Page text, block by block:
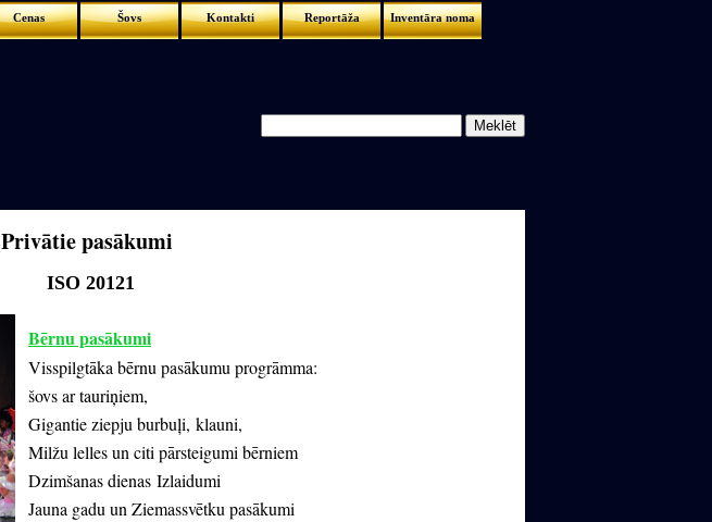
Cenas Šovs Kontakti Reportāža Inventāra noma
Privātie pasākumi
ISO 20121
Bērnu pasākumi
Visspilgtāka bērnu pasākumu progrāmma:
šovs ar tauriņiem,
Gigantie ziepju burbuļi, klauni,
Milžu lelles un citi pārsteigumi bērniem
Dzimšanas dienas Izlaidumi
Jauna gadu un Ziemassvētku pasākumi